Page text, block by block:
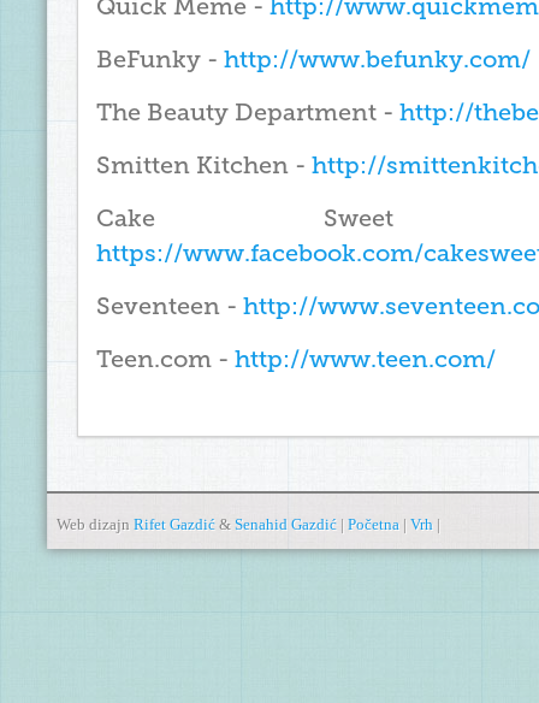
Quick Meme - http://
BeFunky - http://www.befunky.com/
The Beauty Department - http://
Smitten Kitchen - http://
Cake
https://www.facebook.com/
Seventeen - http://
Teen.com - http://www.teen.com/
Web dizajn Rifet Gazdić & Senahid Gazdić | Početna | Vrh |